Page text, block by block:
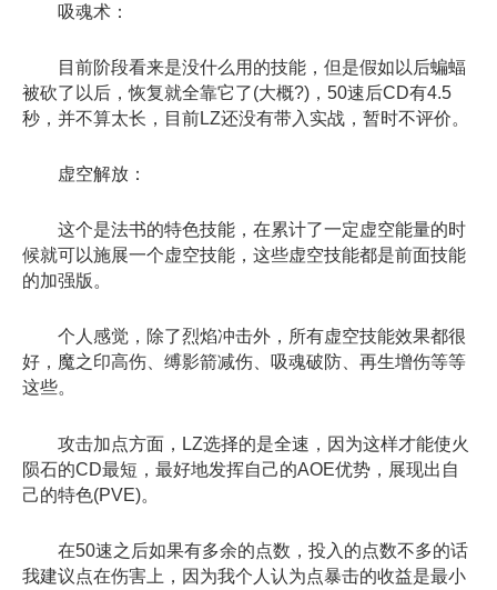
吸魂术：
目前阶段看来是没什么用的技能，但是假如以后蝙蝠
被砍了以后，恢复就全靠它了(大概?)，50速后CD有4.5
秒，并不算太长，目前LZ还没有带入实战，暂时不评价。
虚空解放：
这个是法书的特色技能，在累计了一定虚空能量的时
候就可以施展一个虚空技能，这些虚空技能都是前面技能
的加强版。
个人感觉，除了烈焰冲击外，所有虚空技能效果都很
好，魔之印高伤、缚影箭减伤、吸魂破防、再生增伤等等
这些。
攻击加点方面，LZ选择的是全速，因为这样才能使火
陨石的CD最短，最好地发挥自己的AOE优势，展现出自
己的特色(PVE)。
在50速之后如果有多余的点数，投入的点数不多的话
我建议点在伤害上，因为我个人认为点暴击的收益是最小